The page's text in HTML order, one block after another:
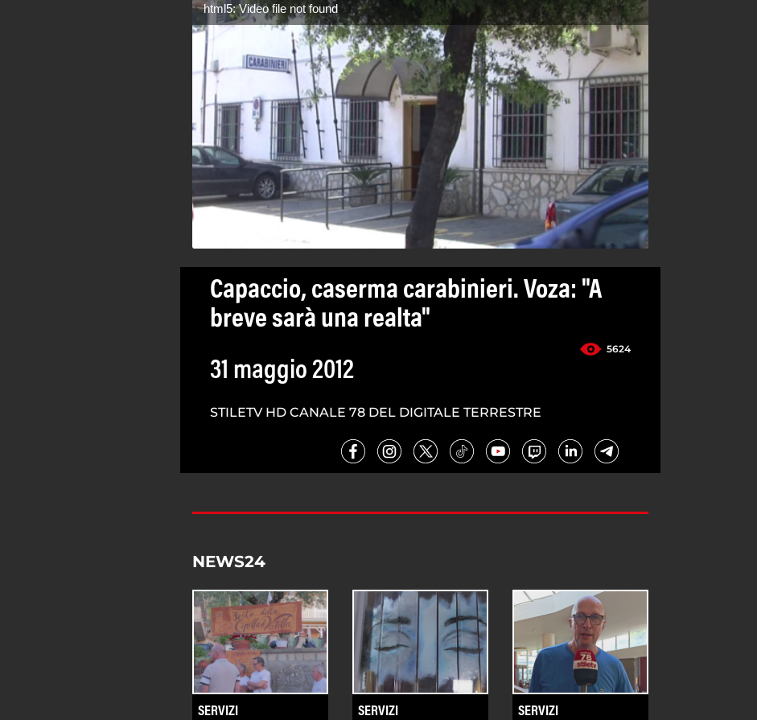
html5: Video file not found
Capaccio, caserma carabinieri. Voza: "A
breve sarà una realta"
5624
31 maggio 2012
STILETV HD CANALE 78 DEL DIGITALE TERRESTRE
NEWS24
SERVIZI SERVIZI SERVIZI